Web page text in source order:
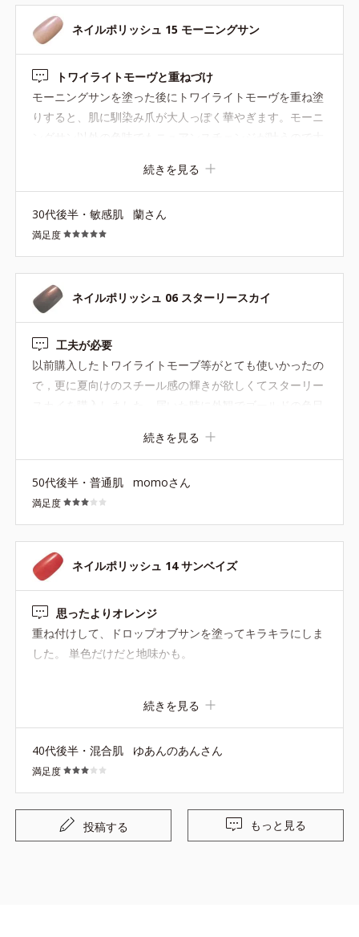
ネイルポリッシュ 15 モーニングサン
トワイライトモーヴと重ねづけ
モーニングサンを塗った後にトワイライトモーヴを重ね塗
りすると、肌に馴染み爪が大人っぽく華やぎます。モーニ
ングサン以外の色味でもニュアンスチェンジが叶うので大
ワイライトモーヴがなくなりそう。復活希望です！
続きを見る
30代後半・敏感肌 蘭さん
満足度
ネイルポリッシュ 06 スターリースカイ
工夫が必要
以前購入したトワイライトモーブ等がとても使いかったの
で，更に夏向けのスチール感の輝きが欲しくてスターリー
た・・・単色では私の肌の色で黄みグレーな感じで光って
あまり肌がキレイに見えませんでした．でもこれに限定色
のトワイライトモーブを重ねたらあら不思議〜青みのスチ
ール感輝きになりこれは使える！色になりました．足のネ
イルにこの夏使えそうです． トワイライトモーブはドライ
ローズに重ねてもとても素敵なニュアンスチェンジができ
て優秀色です．トワイライトモーブ再販をお願いしま
す！！
続きを見る
50代後半・普通肌 momoさん
満足度
ネイルポリッシュ 14 サンベイズ
思ったよりオレンジ
重ね付けして、ドロップオブサンを塗ってキラキラにしま
した。 単色だけだと地味かも。
続きを見る
40代後半・混合肌 ゆあんのあんさん
満足度
投稿する もっと見る